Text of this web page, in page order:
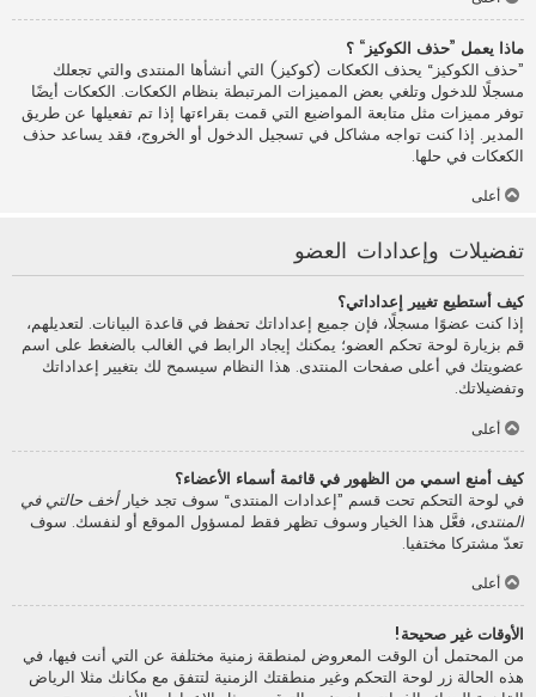
ماذا يعمل ”حذف الكوكيز“ ؟
”حذف الكوكيز“ يحذف الكعكات (كوكيز) التي أنشأها المنتدى والتي تجعلك
مسجلًا للدخول وتلغي بعض المميزات المرتبطة بنظام الكعكات. الكعكات أيضًا
توفر مميزات مثل متابعة المواضيع التي قمت بقراءتها إذا تم تفعيلها عن طريق
المدير. إذا كنت تواجه مشاكل في تسجيل الدخول أو الخروج، فقد يساعد حذف
الكعكات في حلها.
أعلى
تفضيلات وإعدادات العضو
كيف أستطيع تغيير إعداداتي؟
إذا كنت عضوًا مسجلًا، فإن جميع إعداداتك تحفظ في قاعدة البيانات. لتعديلهم،
قم بزيارة لوحة تحكم العضو؛ يمكنك إيجاد الرابط في الغالب بالضغط على اسم
عضويتك في أعلى صفحات المنتدى. هذا النظام سيسمح لك بتغيير إعداداتك
وتفضيلاتك.
أعلى
كيف أمنع اسمي من الظهور في قائمة أسماء الأعضاء؟
في لوحة التحكم تحت قسم ”إعدادات المنتدى“ سوف تجد خيارأخف حالتي في
المنتدى، فعَّل هذا الخيار وسوف تظهر فقط لمسؤول الموقع أو لنفسك. سوف
تعدّ مشتركا مختفيا.
أعلى
الأوقات غير صحيحة!
من المحتمل أن الوقت المعروض لمنطقة زمنية مختلفة عن التي أنت فيها، في
هذه الحالة زر لوحة التحكم وغير منطقتك الزمنية لتتفق مع مكانك مثلا الرياض